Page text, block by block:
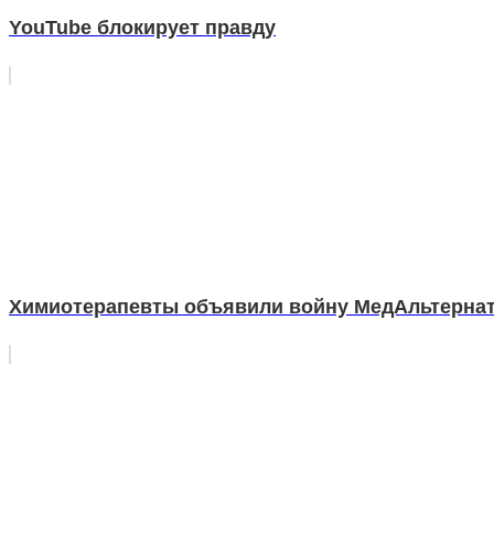
YouTube блокирует правду
Химиотерапевты объявили войну